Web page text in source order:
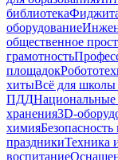
библиотека
оборудование
общественное
грамотность
площадок
хитыВсё для школы
ПДДНациональные
хранения3D-
химия
праздникиТехника
воспитание